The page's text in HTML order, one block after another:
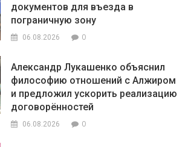
документов для въезда в
пограничную зону
06.08.2026 0
Александр Лукашенко объяснил
философию отношений с Алжиром
и предложил ускорить реализацию
договорённостей
06.08.2026 0